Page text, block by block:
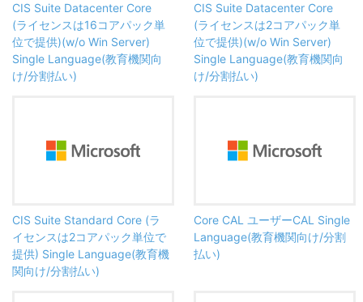
CIS Suite Datacenter Core
(ライセンスは16コアパック単
位で提供)(w/o Win Server)
Single Language(教育機関向
け/分割払い)
CIS Suite Datacenter Core
(ライセンスは2コアパック単
位で提供)(w/o Win Server)
Single Language(教育機関向
け/分割払い)
CIS Suite Standard Core (ラ
イセンスは2コアパック単位で
提供) Single Language(教育機
関向け/分割払い)
Core CAL ユーザーCAL Single
Language(教育機関向け/分割
払い)